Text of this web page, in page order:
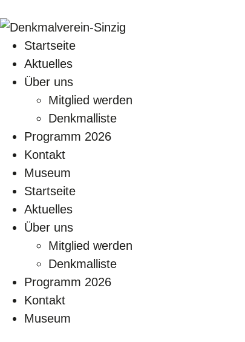
Startseite
Aktuelles
Über uns
Mitglied werden
Denkmalliste
Programm 2026
Kontakt
Museum
Startseite
Aktuelles
Über uns
Mitglied werden
Denkmalliste
Programm 2026
Kontakt
Museum